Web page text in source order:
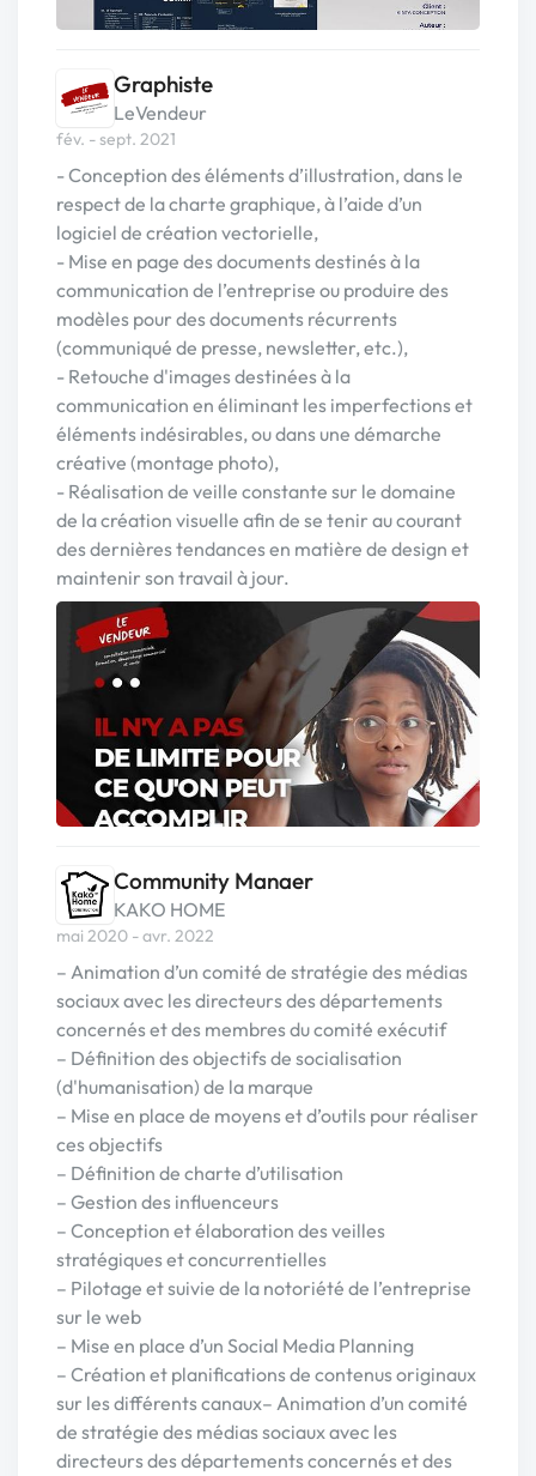
Graphiste
LeVendeur
fév. - sept. 2021
- Conception des éléments d’illustration, dans le
respect de la charte graphique, à l’aide d’un
logiciel de création vectorielle,
- Mise en page des documents destinés à la
communication de l’entreprise ou produire des
modèles pour des documents récurrents
(communiqué de presse, newsletter, etc.),
- Retouche d'images destinées à la
communication en éliminant les imperfections et
éléments indésirables, ou dans une démarche
créative (montage photo),
- Réalisation de veille constante sur le domaine
de la création visuelle afin de se tenir au courant
des dernières tendances en matière de design et
maintenir son travail à jour.
Community Manaer
KAKO HOME
mai 2020 - avr. 2022
– Animation d’un comité de stratégie des médias
sociaux avec les directeurs des départements
concernés et des membres du comité exécutif
– Définition des objectifs de socialisation
(d'humanisation) de la marque
– Mise en place de moyens et d’outils pour réaliser
ces objectifs
– Définition de charte d’utilisation
– Gestion des influenceurs
– Conception et élaboration des veilles
stratégiques et concurrentielles
– Pilotage et suivie de la notoriété de l’entreprise
sur le web
– Mise en place d’un Social Media Planning
– Création et planifications de contenus originaux
sur les différents canaux– Animation d’un comité
de stratégie des médias sociaux avec les
directeurs des départements concernés et des